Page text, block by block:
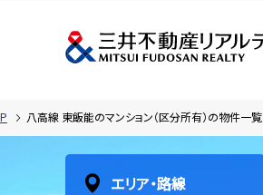
八高線 東飯能のマンション（区分所有）の物件一覧
エリア・路線